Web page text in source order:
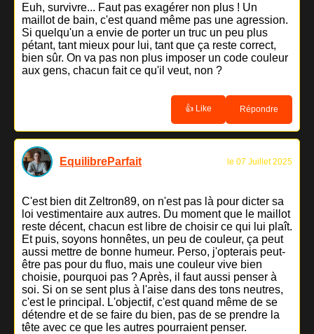
Euh, survivre... Faut pas exagérer non plus ! Un
maillot de bain, c'est quand même pas une agression.
Si quelqu'un a envie de porter un truc un peu plus
pétant, tant mieux pour lui, tant que ça reste correct,
bien sûr. On va pas non plus imposer un code couleur
aux gens, chacun fait ce qu'il veut, non ?
👍 Like Répondre
EquilibreParfait le 07 Juillet 2025
C'est bien dit Zeltron89, on n'est pas là pour dicter sa
loi vestimentaire aux autres. Du moment que le maillot
reste décent, chacun est libre de choisir ce qui lui plaît.
Et puis, soyons honnêtes, un peu de couleur, ça peut
aussi mettre de bonne humeur. Perso, j'opterais peut-
être pas pour du fluo, mais une couleur vive bien
choisie, pourquoi pas ? Après, il faut aussi penser à
soi. Si on se sent plus à l'aise dans des tons neutres,
c'est le principal. L'objectif, c'est quand même de se
détendre et de se faire du bien, pas de se prendre la
tête avec ce que les autres pourraient penser.